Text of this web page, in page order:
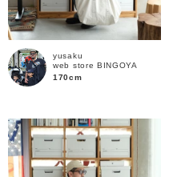
yusaku
web store BINGOYA
170cm